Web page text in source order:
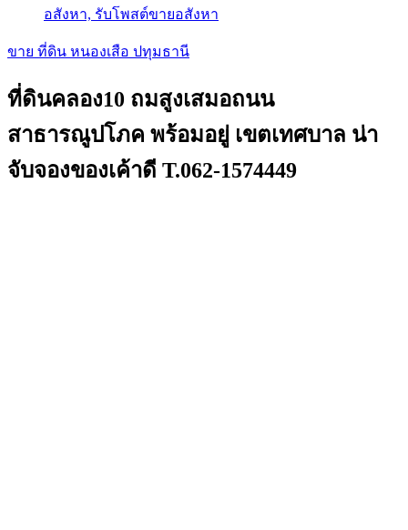
อสังหา, รับโพสต์ขายอสังหา
ขาย ที่ดิน หนองเสือ ปทุมธานี
ที่ดินคลอง10 ถมสูงเสมอถนน
สาธารณูปโภค พร้อมอยู่ เขตเทศบาล น่า
จับจองของเค้าดี T.062-1574449